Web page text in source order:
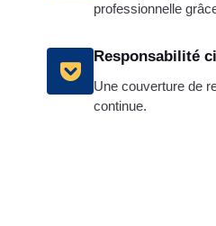
professionnelle
Responsabilité
Une couverture de
continue.